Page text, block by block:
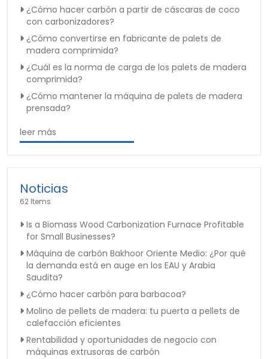
¿Cómo hacer carbón a partir de cáscaras de coco
con carbonizadores?
¿Cómo convertirse en fabricante de palets de
madera comprimida?
¿Cuál es la norma de carga de los palets de madera
comprimida?
¿Cómo mantener la máquina de palets de madera
prensada?
leer más
Noticias
62 Items
Is a Biomass Wood Carbonization Furnace Profitable
for Small Businesses?
Máquina de carbón Bakhoor Oriente Medio: ¿Por qué
la demanda está en auge en los EAU y Arabia
Saudita?
¿Cómo hacer carbón para barbacoa?
Molino de pellets de madera: tu puerta a pellets de
calefacción eficientes
Rentabilidad y oportunidades de negocio con
máquinas extrusoras de carbón